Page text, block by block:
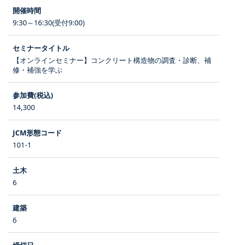
9:30～16:30(受付9:00)
【オンラインセミナー】コンクリート構造物の調査・診断、補
修・補強を学ぶ
14,300
101-1
6
6